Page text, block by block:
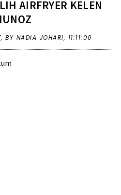
AIRFRYER KELEN
, BY NADIA JOHARI, 11:11:00